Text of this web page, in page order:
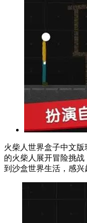
火柴人世界盒子中文
的火柴人展开冒险挑
到沙盒世界生活，感兴